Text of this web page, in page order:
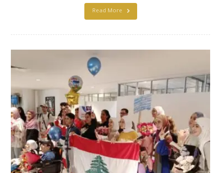
Read More